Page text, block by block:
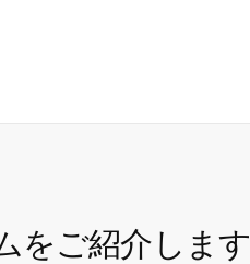
をご紹介します